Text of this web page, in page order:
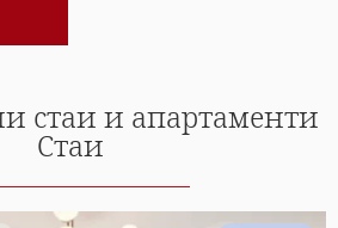
стаи и апартаменти
Стаи